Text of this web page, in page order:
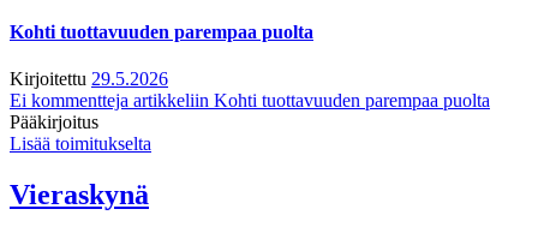
Kohti tuottavuuden parempaa puolta
Kirjoitettu 29.5.2026
Ei kommentteja artikkeliin Kohti tuottavuuden parempaa puolta
Pääkirjoitus
Lisää toimitukselta
Vieraskynä